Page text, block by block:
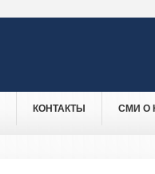
КОНТАКТЫ СМИ О